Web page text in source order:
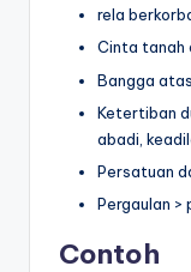
rela
Cinta tanah
Bangga
Ketertiban
abadi,
Persatuan
Pergaulan >
Contoh